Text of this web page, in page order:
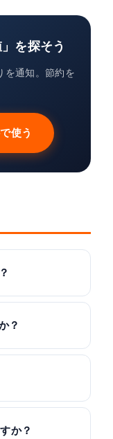
を探そう
を通知。節約を
使う
？
か？